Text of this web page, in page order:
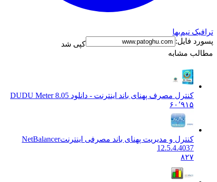
نیم‌بها
فایل:
کپی شد
مشابه
کنترل مصرف پهنای باند اینترنت - دانلود DUDU Meter 8.05
۶۰٬۹۱۵
کنترل و مدیریت پهنای باند مصرفی اینترنتNetBalancer
12.5.4.4037